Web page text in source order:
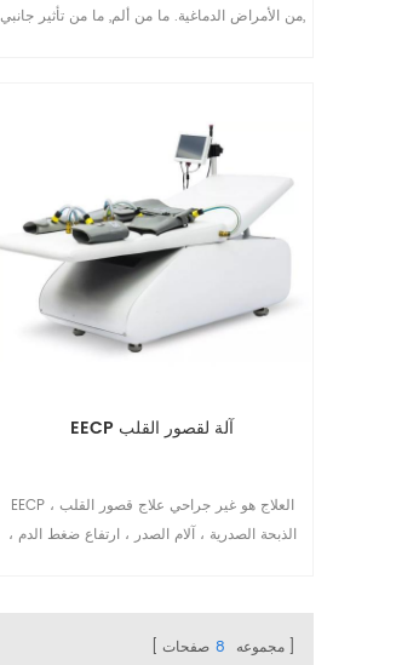
من الأمراض الدماغية. ما من ألم, ما من تأثير جانبي,
EECP آلة لقصور القلب
EECP العلاج هو غير جراحي علاج قصور القلب ،
الذبحة الصدرية ، آلام الصدر ، ارتفاع ضغط الدم ،
مجموعه 8 صفحات